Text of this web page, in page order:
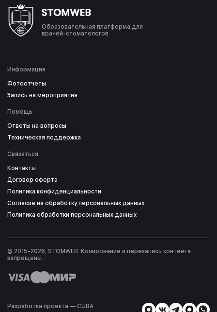
Образовательная платформа для
врачей-стоматологов
Информация
Фотоотчеты
Запись на мероприятия
Помощь
Ответы на вопросы
Техническая поддержка
Связаться
Контакты
Договор оферта
Политика конфиденциальности
Согласие на обработку персональных данных
Политика обработки персональных данных
© 2015-2026, STOMWEB. Копирование и перезапись контента
запрещены.
Разработка проекта — СUBA